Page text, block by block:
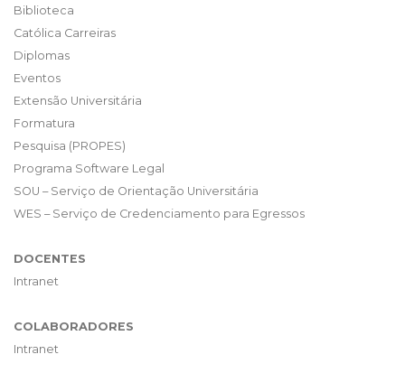
Biblioteca
Católica Carreiras
Diplomas
Eventos
Extensão Universitária
Formatura
Pesquisa (PROPES)
Programa Software Legal
SOU – Serviço de Orientação Universitária
WES – Serviço de Credenciamento para Egressos
DOCENTES
Intranet
COLABORADORES
Intranet